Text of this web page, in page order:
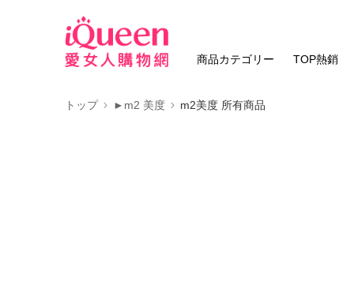
商品カテゴリー TOP熱銷
トップ ►m2 美度 m2美度 所有商品